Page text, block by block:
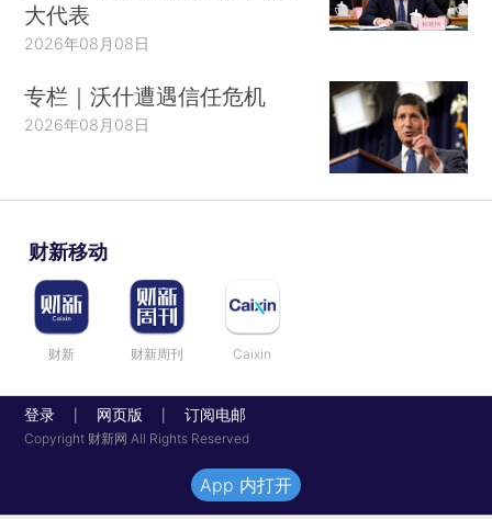
大代表
2026年08月08日
专栏｜沃什遭遇信任危机
2026年08月08日
财新移动
财新 财新周刊 Caixin
登录 网页版 订阅电邮
Copyright 财新网 All Rights Reserved
App 内打开